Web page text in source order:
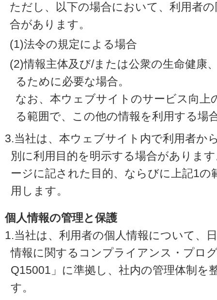
ただし、以下の場合において、利用者
合があります。
(1)法令の規定による場合
(2)情報主体及び/または公衆の生命健康
るために必要な場合。
なお、本ウェブサイトのサービス向上
る範囲で、この他の情報を利用する場
3.当社は、本ウェブサイト内で利用者か
別に利用目的を明示する場合がありま
ージに記された目的、ならびに上記1の
用します。
個人情報の管理と保護
1.当社は、利用者の個人情報について、
情報に関するコンプライアンス・プロ
Q15001」に準拠し、社内の管理体制を
す。